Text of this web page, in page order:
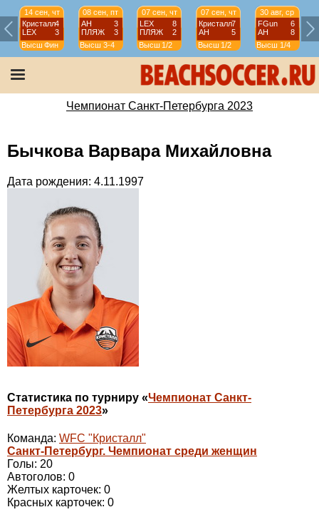
14 сен, чт
Кристалл4
LEX
3
Высш Фин
08 сен, пт
АН
3
ПЛЯЖ
3
Высш 3-4
07 сен, чт
LEX
8
ПЛЯЖ
2
Высш 1/2
07 сен, чт
Кристалл7
АН
5
Высш 1/2
30 авг, ср
FGun
6
АН
8
Высш 1/4
Чемпионат Санкт-Петербурга 2023
Бычкова Варвара Михайловна
Дата рождения: 4.11.1997
Статистика по турниру «Чемпионат Санкт-
Петербурга 2023»
Команда: WFC "Кристалл"
Санкт-Петербург. Чемпионат среди женщин
Голы: 20
Автоголов: 0
Желтых карточек: 0
Красных карточек: 0